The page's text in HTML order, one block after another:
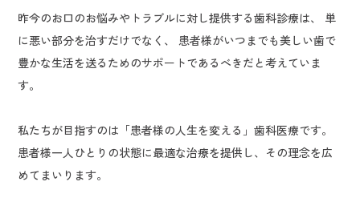
昨今のお口のお悩みやトラブルに対し提供する歯科診療は、
単
に悪い部分を治すだけでなく、
患者様がいつまでも美しい歯で
豊かな生活を送るためのサポートであるべきだと考えていま
す。
私たちが目指すのは「患者様の人生を変える」歯科医療です。
患者様一人ひとりの状態に最適な治療を提供し、その理念を広
めてまいります。